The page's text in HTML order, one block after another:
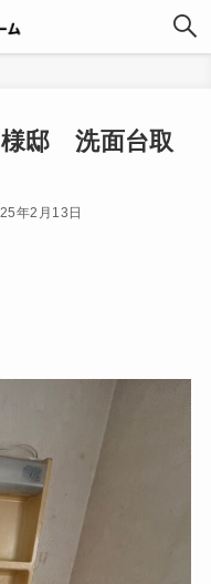
邸 洗面台取
年2月13日